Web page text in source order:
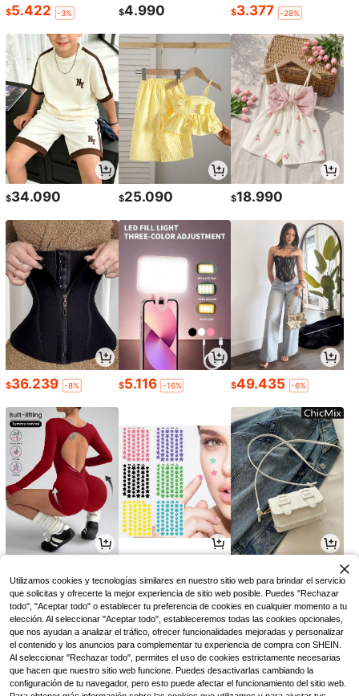
$5.422 -3% $4.990 $3.377 -28%
$34.090 $25.090 $18.990
$36.239 -8% $5.116 -16% $49.435 -6%
Utilizamos cookies y tecnologías similares en nuestro sitio web para brindar el servicio
que solicitas y ofrecerte la mejor experiencia de sitio web posible. Puedes "Rechazar
todo", "Aceptar todo" o establecer tu preferencia de cookies en cualquier momento a tu
elección. Al seleccionar "Aceptar todo", estableceremos todas las cookies opcionales,
que nos ayudan a analizar el tráfico, ofrecer funcionalidades mejoradas y personalizar
el contenido y los anuncios para complementar tu experiencia de compra con SHEIN.
Al seleccionar "Rechazar todo", permites el uso de cookies estrictamente necesarias
que hacen que nuestro sitio web funcione. Puedes desactivarlas cambiando la
configuración de tu navegador, pero esto puede afectar el funcionamiento del sitio web.